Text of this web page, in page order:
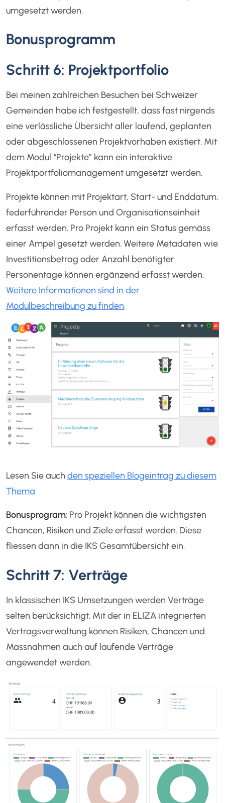
umgesetzt werden.
Bonusprogramm
Schritt 6: Projektportfolio
Bei meinen zahlreichen Besuchen bei Schweizer
Gemeinden habe ich festgestellt, dass fast nirgends
eine verlässliche Übersicht aller laufend, geplanten
oder abgeschlossenen Projektvorhaben existiert. Mit
dem Modul “Projekte” kann ein interaktive
Projektportfoliomanagement umgesetzt werden.
Projekte können mit Projektart, Start- und Enddatum,
federführender Person und Organisationseinheit
erfasst werden. Pro Projekt kann ein Status gemäss
einer Ampel gesetzt werden. Weitere Metadaten wie
Investitionsbetrag oder Anzahl benötigter
Personentage können ergänzend erfasst werden.
Weitere Informationen sind in der
Modulbeschreibung zu finden.
Lesen Sie auchden speziellen Blogeintrag zu diesem
Thema
Bonusprogram: Pro Projekt können die wichtigsten
Chancen, Risiken und Ziele erfasst werden. Diese
fliessen dann in die IKS Gesamtübersicht ein.
Schritt 7: Verträge
In klassischen IKS Umsetzungen werden Verträge
selten berücksichtigt. Mit der in ELIZA integrierten
Vertragsverwaltung können Risiken, Chancen und
Massnahmen auch auf laufende Verträge
angewendet werden.